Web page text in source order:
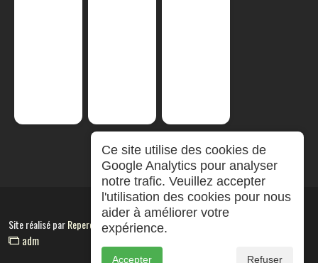
Site réalisé parRepereCom
adm
Ce site utilise des cookies de
Google Analytics pour analyser
notre trafic. Veuillez accepter
l'utilisation des cookies pour nous
aider à améliorer votre
expérience.
Accepter Refuser